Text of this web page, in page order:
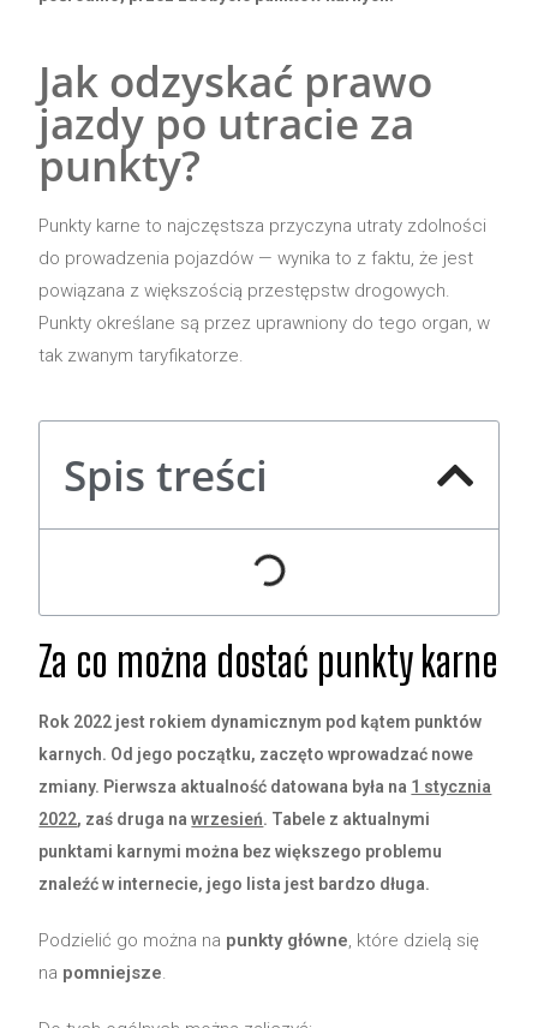
Jak odzyskać prawo
jazdy po utracie za
punkty?
Punkty karne to najczęstsza przyczyna utraty zdolności
do prowadzenia pojazdów — wynika to z faktu, że jest
powiązana z większością przestępstw drogowych.
Punkty określane są przez uprawniony do tego organ, w
tak zwanym taryfikatorze.
Spis treści
Za co można dostać punkty karne
Rok 2022 jest rokiem dynamicznym pod kątem punktów
karnych. Od jego początku, zaczęto wprowadzać nowe
zmiany. Pierwsza aktualność datowana była na 1 stycznia
2022, zaś druga nawrzesień. Tabele z aktualnymi
punktami karnymi można bez większego problemu
znaleźć w internecie, jego lista jest bardzo długa.
Podzielić go można na punkty główne, które dzielą się
na pomniejsze.